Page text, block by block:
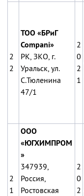
2
2
ТОО «БРиГ
Compani»
РК, ЗКО, г.
Уральск, ул.
С.Тюленина
47/1
2
0
2
1
2
1
ООО
«ЮГХИМПРОМ
»
347939,
Россия,
Ростовская
2
0
2